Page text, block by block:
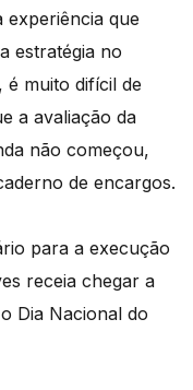
experiência que
estratégia no
é muito difícil de
a avaliação da
não começou,
de encargos.
para a execução
receia chegar a
Dia Nacional do